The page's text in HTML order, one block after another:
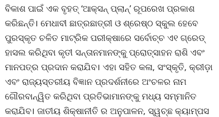
ବିକାଶ ପାଇଁ ଏକ ବୃହତ୍ ‘ଆକ୍ସନ୍ ପ୍ଲାନ୍‌’ ରୂପରେଖ ପ୍ରକାଶ
କରିଛନ୍ତି। ମେଧାବୀ ଛାତ୍ରଛାତ୍ରୀ ଓ ଶ୍ରେଷ୍ଠ ସ୍କୁଲ ହେବେ
ପୁରସ୍କୃତ ଚଳିତ ମାଟ୍ରିକ ପରୀକ୍ଷାରେ ସର୍ବୋଚ୍ଚ ଏ୧ ଗ୍ରେଡ୍
ହାସଲ କରିଥିବା କୃତୀ ସନ୍ତାନମାନଙ୍କୁ ପ୍ରୋତ୍ସାହନ ରାଶି ଏବଂ
ମାନପତ୍ର ପ୍ରଦାନ କରାଯିବ। ଏହା ସହିତ କଳା, ସଂସ୍କୃତି, କ୍ରୀଡ଼ା
ଏବଂ ରାଜ୍ୟସ୍ତରୀୟ ବିଜ୍ଞାନ ପ୍ରଦର୍ଶନୀରେ ଅଂଚଳର ନାମ
ଗୌରବାନ୍ୱିତ କରିଥିବା ପ୍ରତିଭାମାନଙ୍କୁ ମଧ୍ୟ ସମ୍ମାନିତ
କରାଯିବ। ଜାତୀୟ ଶିକ୍ଷାନୀତି ର ଅନୁପାଳନ, ସ୍ୱଚ୍ଛ କ୍ୟାମ୍ପସ